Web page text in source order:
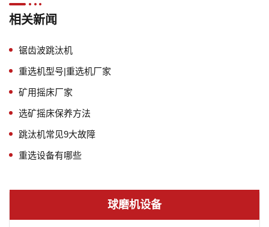
相关新闻
锯齿波跳汰机
重选机型号|重选机厂家
矿用摇床厂家
选矿摇床保养方法
跳汰机常见9大故障
重选设备有哪些
球磨机设备